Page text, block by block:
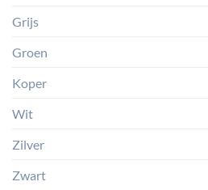
Grijs
Groen
Koper
Wit
Zilver
Zwart